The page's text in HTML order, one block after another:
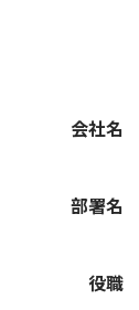
会社名
部署名
役職